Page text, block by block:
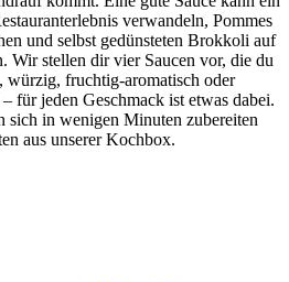
verwandeln, Pommes
und selbst gedünsteten Brokkoli auf
Wir stellen dir vier Saucen vor, die du
würzig, fruchtig-aromatisch oder
für jeden Geschmack ist etwas dabei.
sich in wenigen Minuten zubereiten
aus unserer Kochbox.